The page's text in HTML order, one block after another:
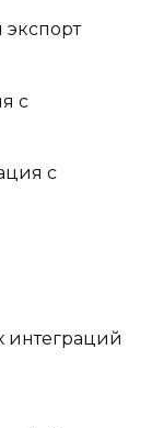
с
с
интеграций